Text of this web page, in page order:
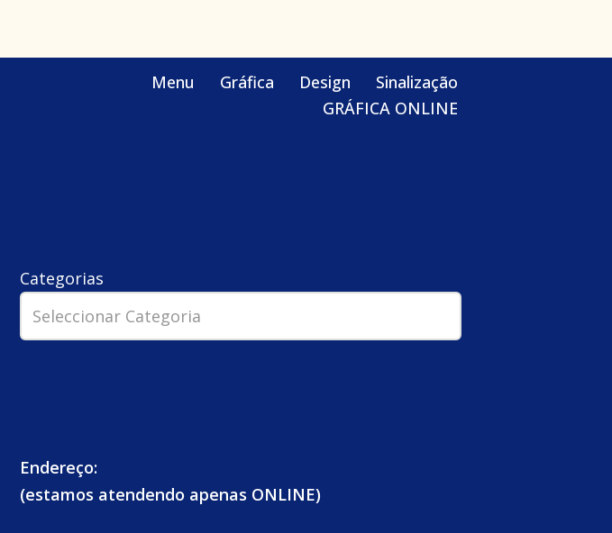
Menu Gráfica Design
Sinalização
GRÁFICA ONLINE
Categorias
Endereço:
(estamos atendendo apenas ONLINE)